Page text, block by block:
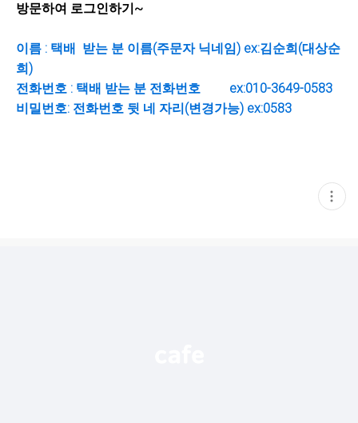
방문하여 로그인하기~
이름 : 택배 받는 분 이름(주문자 닉네임) ex:김순희(대상순
희)
전화번호 : 택배 받는 분 전화번호 ex:010-3649-0583
비밀번호: 전화번호 뒷 네 자리(변경가능) ex:0583
현
재